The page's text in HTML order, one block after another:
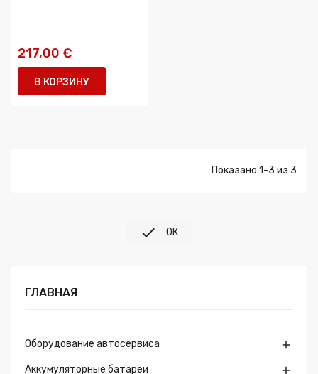
217,00 €
В КОРЗИНУ
Показано 1-3 из 3
 ОК
ГЛАВНАЯ
Оборудование автосервиса 
Аккумуляторные батареи 